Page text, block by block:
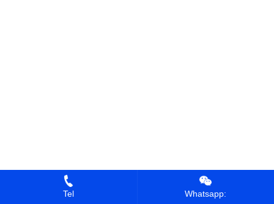
Tel Whatsapp: